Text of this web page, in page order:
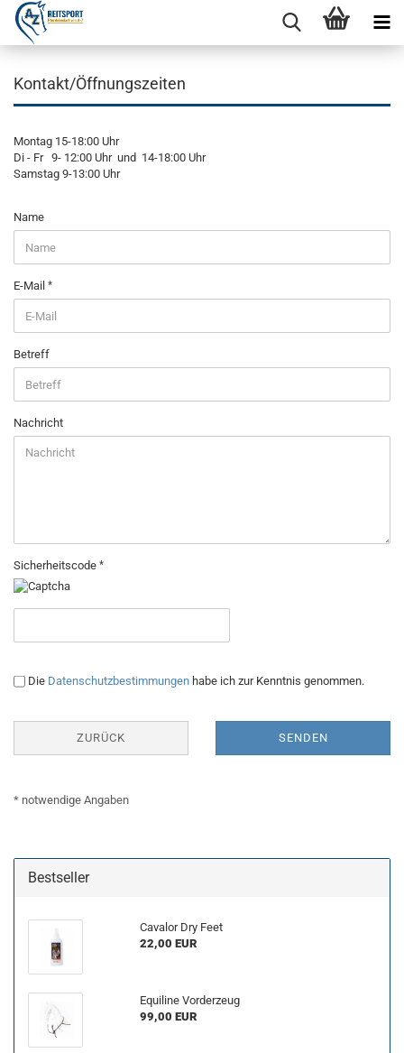
Kontakt/Öffnungszeiten
Montag 15-18:00 Uhr
Di - Fr 9- 12:00 Uhr und 14-18:00 Uhr
Samstag 9-13:00 Uhr
KONTAKT/
ÖFFNUNGSZEITEN
Name
E-Mail
Betreff
Nachricht
Sicherheitscode
DATENSCHUTZBESTIMMUNGEN
Die Datenschutzbestimmungen habe ich zur Kenntnis genommen.
ZURÜCK SENDEN
* notwendige Angaben
Bestseller
Cavalor Dry Feet
22,00 EUR
Equiline Vorderzeug
99,00 EUR